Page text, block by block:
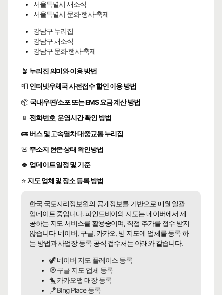
서울특별시 새소식
서울특별시 문화·행사·축제
강남구 누리집
강남구 새소식
강남구 문화·행사·축제
🪴 누리집 의미와 이용 방법
📮 인터넷우체국 사전접수 할인 이용 방법
📦 국내우편/소포 또는 EMS 요금 계산 방법
📱 전화번호, 운영시간 확인 방법
🚌버스 및 고속열차 대중교통 누리집
🚨 주소지 현존 상태 확인방법
🍀 업데이트 일정 및 기준
⭐ 지도 업체 및 장소 등록 방법
한국 국토지리정보원의 공개정보를 기반으로 매월 일괄
업데이트 중입니다. 파인드바이의 지도는 네이버에서 제
공하는 지도 서비스를 활용중이며, 직접 추가를 접수 받지
않습니다. 네이버, 구글, 카카오, 빙 지도에 업체를 등록 하
는 방법과 사업장 등록 공식 접수처는 아래와 같습니다.
🦖 네이버 지도 플레이스 등록
🧭 구글 지도 업체 등록
🐤 카카오맵 매장 등록
🪁 BIng Place 등록